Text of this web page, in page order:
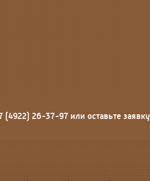
26-37-97 или оставьте заявку